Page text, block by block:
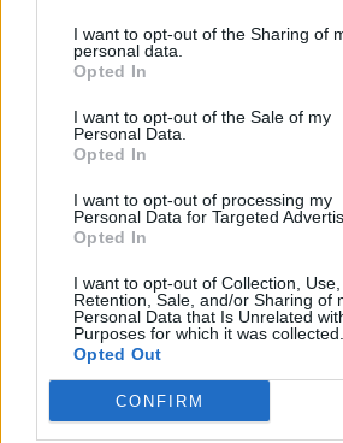
I want to opt-out of the Sharing of
personal data.
Opted In
I want to opt-out of the Sale of my
Personal Data.
Opted In
I want to opt-out of processing my
Personal Data for Targeted
Opted In
I want to opt-out of Collection, Use,
Retention, Sale, and/or Sharing of
Personal Data that Is Unrelated
Purposes for which it was collected.
Opted Out
CONFIRM
RELATED ARTICLES
Comisia
comise de PSD-
Există riscul unor
financiare”
tabăra anti-
pierdem 5